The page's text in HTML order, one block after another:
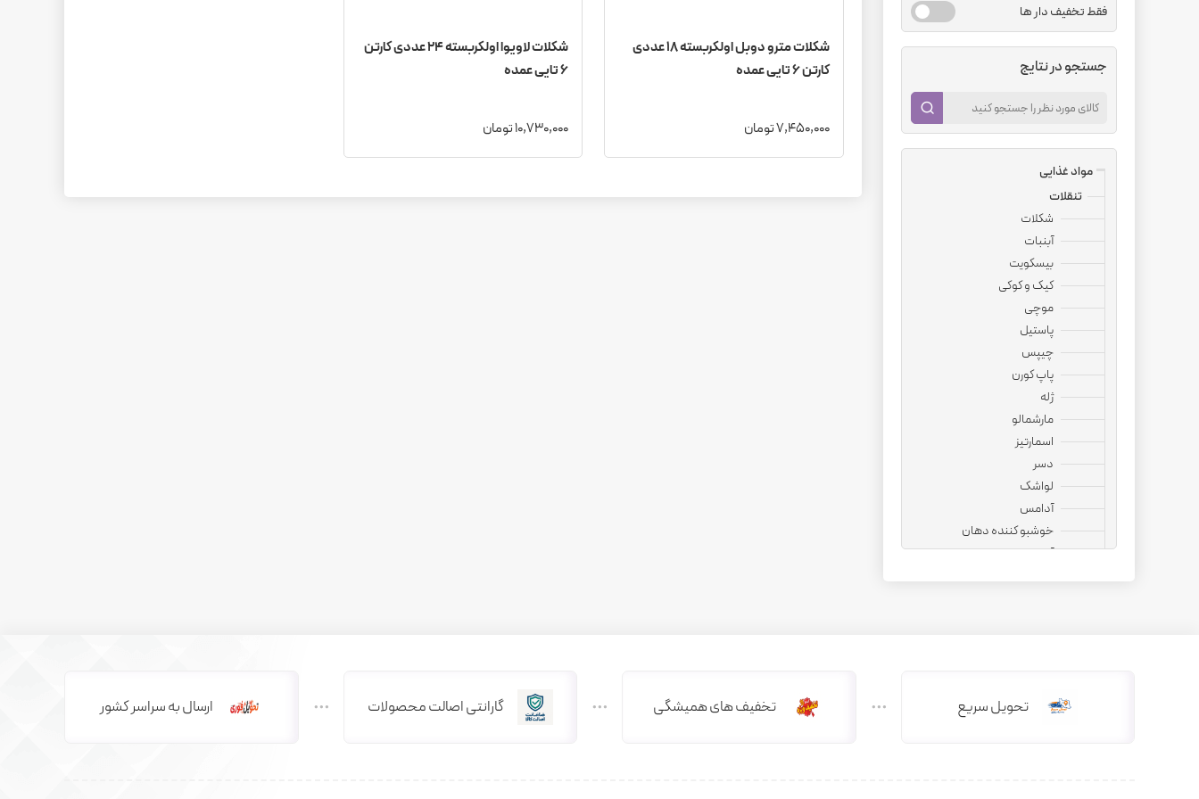
فقط تخفیف دار ها
جستجو در نتایج
مواد غذایی
تنقلات
شکلات
آبنبات
بیسکویت
کیک و کوکی
موچی
پاستیل
چیپس
پاپ کورن
ژله
مارشمالو
اسمارتیز
دسر
لواشک
آدامس
خوشبو کننده دهان
آجیل
دانه قهوه
شکلات مترو دوبل اولکربسته 18 عددی
کارتن 6 تایی عمده
7,450,000 تومان
شکلات لاویوا اولکربسته ۲۴ عددی کارتن
6 تایی عمده
10,730,000 تومان
تحویل سریع تخفیف های همیشگی گارانتی اصالت محصولات ارسال به سراسر کشور